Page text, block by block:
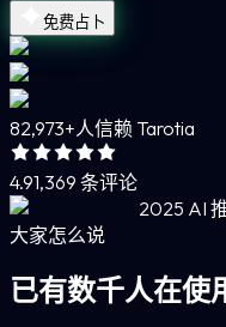
免费占卜
82,973+人信赖 Tarotia
4.91,369 条评论
2025 AI
大家怎么说
已有数千人在使